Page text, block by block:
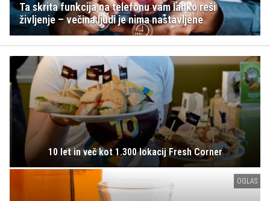
Ta skrita funkcija na telefonu vam lahko reši
življenje – večina ljudi je nima nastavljene
10 let in več kot 1.300 lokacij Fresh Corner
OGLAS